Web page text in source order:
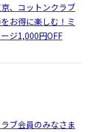
、コットンクラブ
お得に楽しむ！ミ
ジ1,000円OFF
ブ会員のみなさま